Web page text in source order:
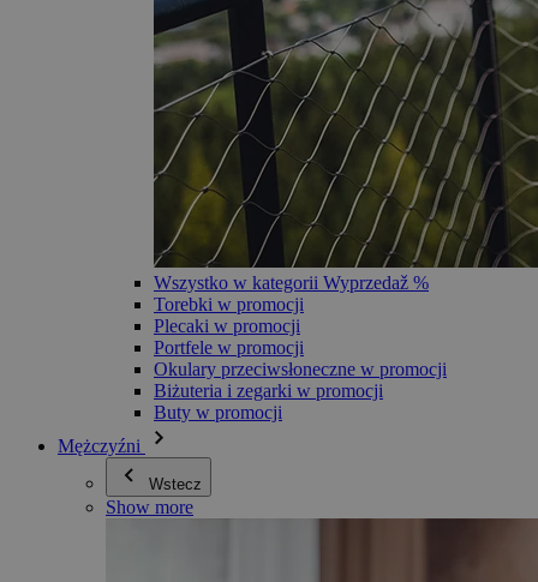
Wszystko w kategorii Wyprzedaž %
Torebki w promocji
Plecaki w promocji
Portfele w promocji
Okulary przeciwsłoneczne w promocji
Biżuteria i zegarki w promocji
Buty w promocji
Mężczyźni
Wstecz
Show more